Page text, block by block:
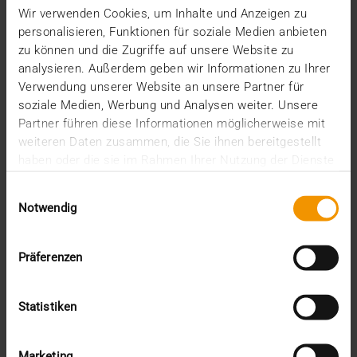
Wir verwenden Cookies, um Inhalte und Anzeigen zu
personalisieren, Funktionen für soziale Medien anbieten
zu können und die Zugriffe auf unsere Website zu
analysieren. Außerdem geben wir Informationen zu Ihrer
Verwendung unserer Website an unsere Partner für
soziale Medien, Werbung und Analysen weiter. Unsere
Partner führen diese Informationen möglicherweise mit
weiteren Daten zusammen, die Sie ihnen bereitgestellt
Notwendig
Präferenzen
Statistiken
03.05.2022
„Vielfalt leben – Zukunft gestalten“: So lautet das
Motto des diesjährigen, 103. Röntgenkongresses,…
VISUS HEALTH IT
MEHR ERFAHREN